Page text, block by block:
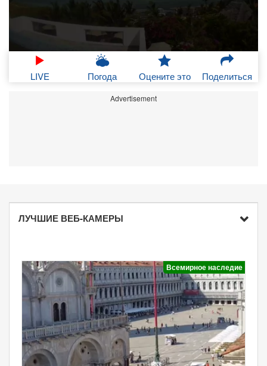
LIVE Погода Оцените это Поделиться
Advertisement
ЛУЧШИЕ ВЕБ-КАМЕРЫ
Всемирное наследие